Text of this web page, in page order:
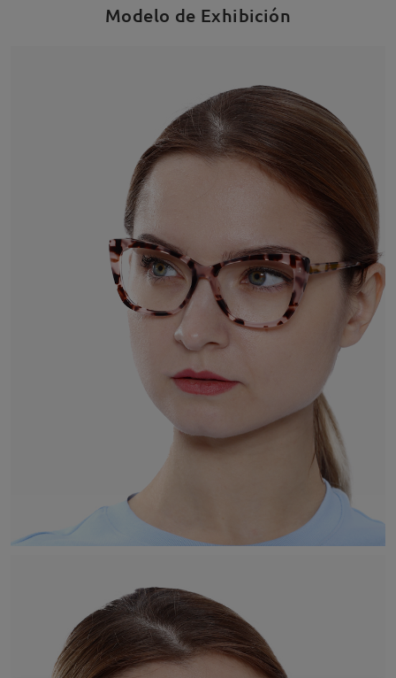
Modelo de Exhibición